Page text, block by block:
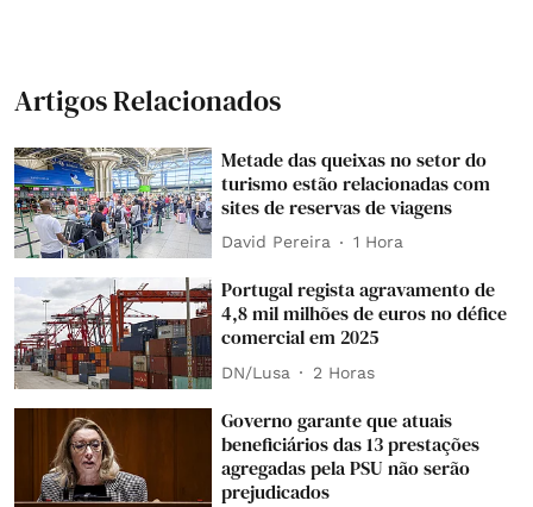
Artigos Relacionados
Metade das queixas no setor do
turismo estão relacionadas com
sites de reservas de viagens
David Pereira 1 Hora
Portugal regista agravamento de
4,8 mil milhões de euros no défice
comercial em 2025
DN/Lusa 2 Horas
Governo garante que atuais
beneficiários das 13 prestações
agregadas pela PSU não serão
prejudicados